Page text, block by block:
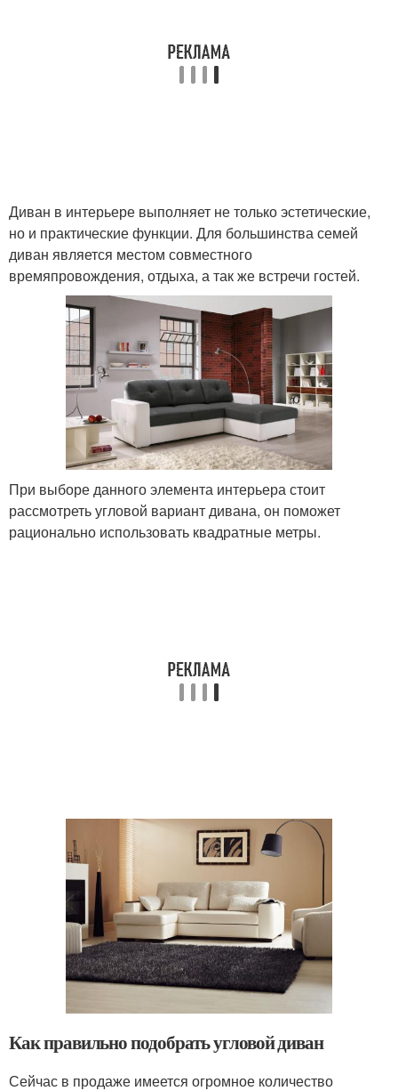
Диван в интерьере выполняет не только эстетические,
но и практические функции. Для большинства семей
диван является местом совместного
времяпровождения, отдыха, а так же встречи гостей.
При выборе данного элемента интерьера стоит
рассмотреть угловой вариант дивана, он поможет
рационально использовать квадратные метры.
Как правильно подобрать угловой диван
Сейчас в продаже имеется огромное количество